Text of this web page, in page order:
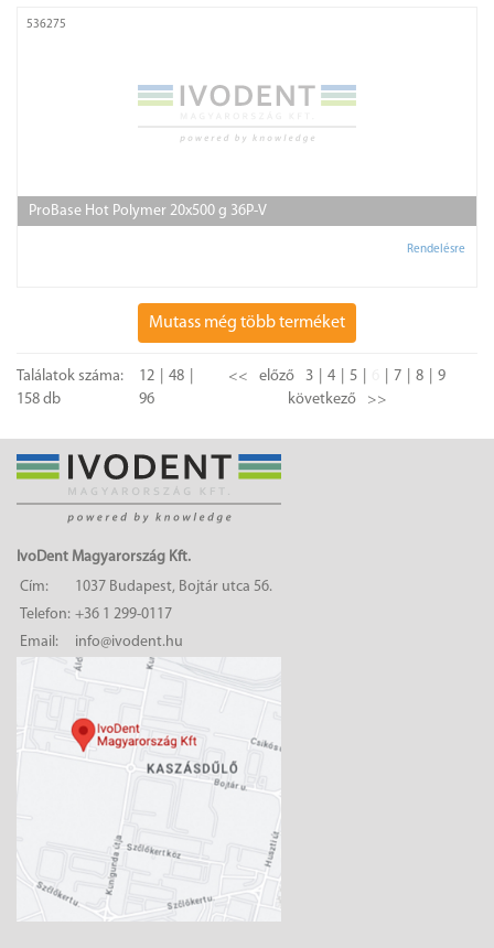
536275
ProBase Hot Polymer 20x500 g 36P-V
Rendelésre
Mutass még több terméket
Találatok száma:
158 db
12
48
96
<< előző 3 4 5 7 8
9
következő
>>
IvoDent Magyarország Kft.
Cím:
1037 Budapest, Bojtár utca 56.
Telefon: +36 1 299-0117
Email:
info@ivodent.hu